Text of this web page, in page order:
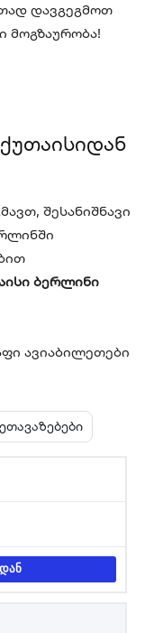
დავგეგმოთ
მოგზაურობა!
შესანიშნავი
ბერლინი
ავიაბილეთები